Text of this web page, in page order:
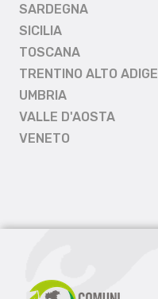
SARDEGNA
SICILIA
TOSCANA
TRENTINO ALTO ADIGE
UMBRIA
VALLE D'AOSTA
VENETO